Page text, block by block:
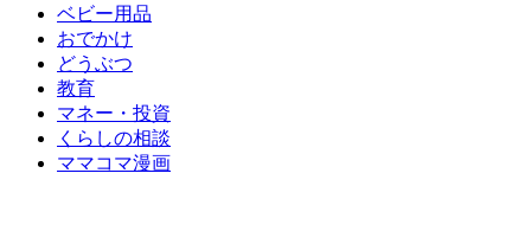
ベビー用品
おでかけ
どうぶつ
教育
マネー・投資
くらしの相談
ママコマ漫画